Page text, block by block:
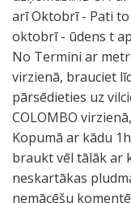
arī Oktobrī - Pati
oktobrī - ūdens t
No Termini ar
virzienā, brauciet
pārsēdieties uz
COLOMBO
Kopumā ar kādu
braukt vēl tālāk ar
neskartākas
nemācēšu